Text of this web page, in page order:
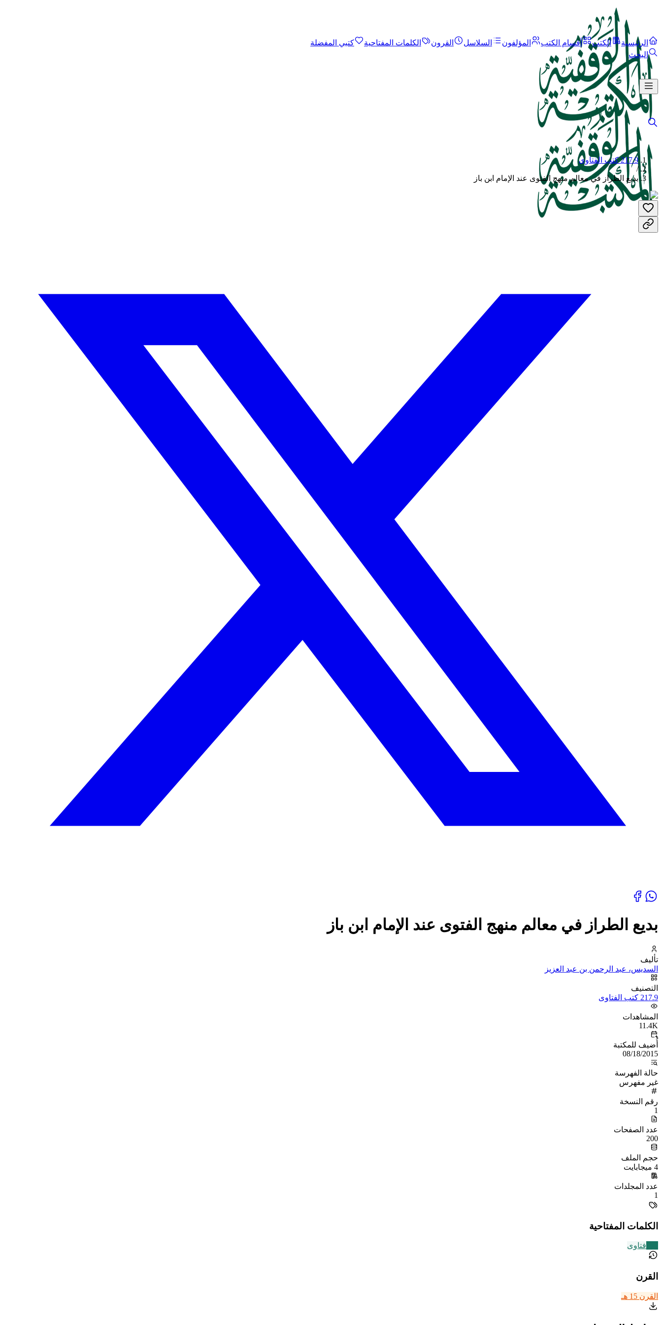
الرئيسية الكتب أقسام الكتب المؤلفون السلاسل القرون الكلمات المفتاحية
كتبي المفضلة
البحث
217.9 كتب الفتاوى
/
بديع الطراز في معالم منهج الفتوى عند الإمام ابن باز
بديع الطراز في معالم منهج الفتوى عند الإمام ابن باز
تأليف
السديس، عبد الرحمن بن عبد العزيز
التصنيف
217.9 كتب الفتاوى
المشاهدات
11.4K
أُضيف للمكتبة
08/18/2015
حالة الفهرسة
غير مفهرس
رقم النسخة
1
عدد الصفحات
200
حجم الملف
4 ميجابايت
عدد المجلدات
1
الكلمات المفتاحية
فتاوى
القرن
القرن 15 هـ